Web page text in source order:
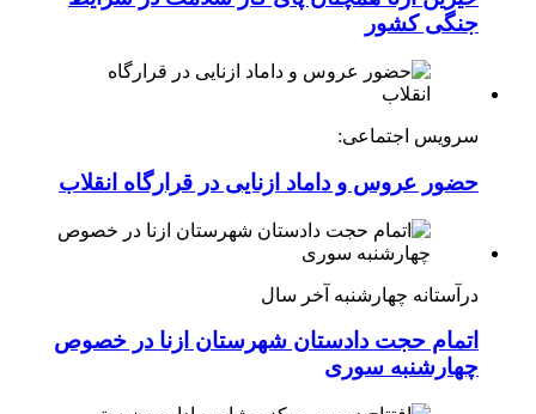
جنگی کشور
سرویس اجتماعی:
حضور عروس و داماد ازنایی در قرارگاه انقلاب
درآستانه چهارشنبه آخر سال
اتمام حجت دادستان شهرستان ازنا در خصوص
چهارشنبه ‌سوری